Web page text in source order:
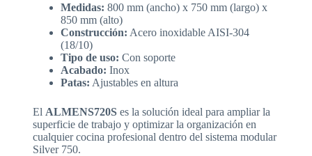
Medidas: 800 mm (ancho) x 750 mm (largo) x
850 mm (alto)
Construcción: Acero inoxidable AISI-304
(18/10)
Tipo de uso: Con soporte
Acabado: Inox
Patas: Ajustables en altura
El ALMENS720Ses la solución ideal para ampliar la
superficie de trabajo y optimizar la organización en
cualquier cocina profesional dentro del sistema modular
Silver 750.